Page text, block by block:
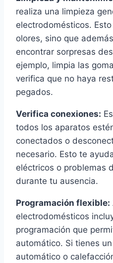
realiza una limpieza
electrodomésticos.
olores, sino que
encontrar sorpresas
ejemplo, limpia las
verifica que no haya
pegados.
Verifica conexiones:
todos los aparatos
conectados o
necesario. Esto te
eléctricos o problemas
durante tu ausencia.
Programación flexible:
electrodomésticos
programación que
automático. Si tienes
automático o